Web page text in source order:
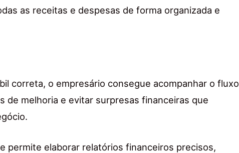
as receitas e despesas de forma organizada e
correta, o empresário consegue acompanhar o fluxo
de melhoria e evitar surpresas financeiras que
permite elaborar relatórios financeiros precisos,